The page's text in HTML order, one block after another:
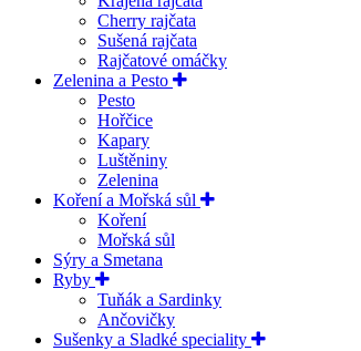
Cherry rajčata
Sušená rajčata
Rajčatové omáčky
Zelenina a Pesto
Pesto
Hořčice
Kapary
Luštěniny
Zelenina
Koření a Mořská sůl
Koření
Mořská sůl
Sýry a Smetana
Ryby
Tuňák a Sardinky
Ančovičky
Sušenky a Sladké speciality